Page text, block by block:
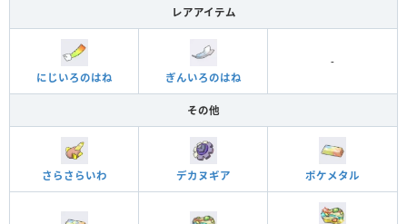
レアアイテム
にじいろのはね ぎんいろのはね
-
その他
さらさらいわ デカヌギア ポケメタル